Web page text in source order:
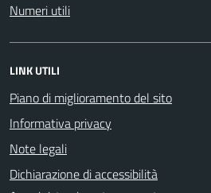
Numeri utili
LINK UTILI
Piano di miglioramento del sito
Informativa privacy
Note legali
Dichiarazione di accessibilità